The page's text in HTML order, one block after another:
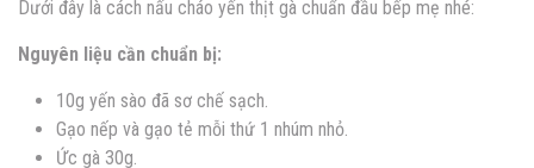
Dưới đây là cách nấu cháo yến thịt gà chuẩn đầu bếp mẹ nhé:
Nguyên liệu cần chuẩn bị:
10g yến sào đã sơ chế sạch.
Gạo nếp và gạo tẻ mỗi thứ 1 nhúm nhỏ.
Ức gà 30g.